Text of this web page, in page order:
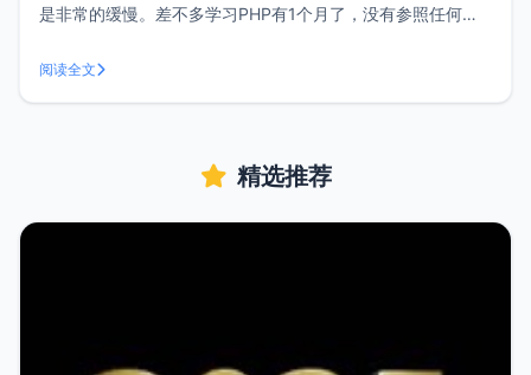
是非常的缓慢。差不多学习PHP有1个月了，没有参照任何代
还是有点小小的欣慰。不过自身也很明白，这不是一个完善的
程序，BUG也很多，考虑得也不周全，但是随着深入的学习，
阅读全文
精选推荐